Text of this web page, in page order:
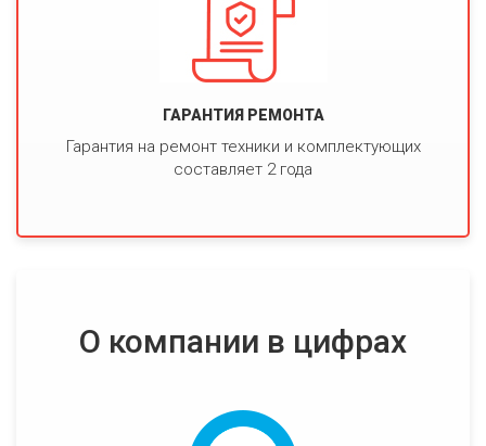
ГАРАНТИЯ РЕМОНТА
Гарантия на ремонт техники и комплектующих
составляет 2 года
О компании в цифрах